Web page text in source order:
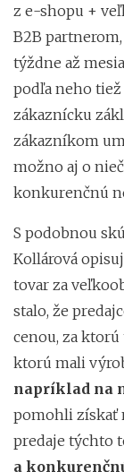
z e-shopu +
B2B
týždne až
podľa neho
zákaznícku
zákazníkom
možno aj o
konkurenčnú
S podobnou
Kollárová
tovar za
stalo, že
cenou, za
ktorú mali
napríklad na
pomohli získať
predaje týchto
a